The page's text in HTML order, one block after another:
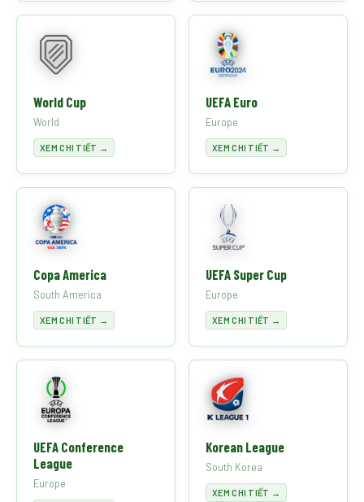
World Cup
World
XEM CHI TIẾT →
UEFA Euro
Europe
XEM CHI TIẾT →
Copa America
South America
XEM CHI TIẾT →
UEFA Super Cup
Europe
XEM CHI TIẾT →
UEFA Conference
League
Europe
Korean League
South Korea
XEM CHI TIẾT →